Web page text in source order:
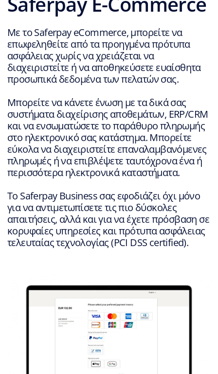
Με το Saferpay eCommerce, μπορείτε να
επωφεληθείτε από τα προηγμένα πρότυπα
ασφάλειας χωρίς να χρειάζεται να
διαχειριστείτε ή να αποθηκεύσετε ευαίσθητα
προσωπικά δεδομένα των πελατών σας.
Μπορείτε να κάνετε ένωση με τα δικά σας
συστήματα διαχείρισης αποθεμάτων, ERP/CRM
και να ενσωματώσετε το παράθυρο πληρωμής
στο ηλεκτρονικό σας κατάστημα. Μπορείτε
εύκολα να διαχειριστείτε επαναλαμβανόμενες
πληρωμές ή να επιβλέψετε ταυτόχρονα ένα ή
περισσότερα ηλεκτρονικά καταστήματα.
Το Saferpay Business σας εφοδιάζει όχι μόνο
για να αντιμετωπίσετε τις πιο δύσκολες
απαιτήσεις, αλλά και για να έχετε πρόσβαση σε
κορυφαίες υπηρεσίες και πρότυπα ασφάλειας
τελευταίας τεχνολογίας (PCI DSS certified).